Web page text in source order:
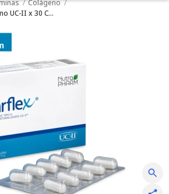
/ Colágeno /
Nutrapharm Parflex Colágeno UC-II x 30 Cápsulas